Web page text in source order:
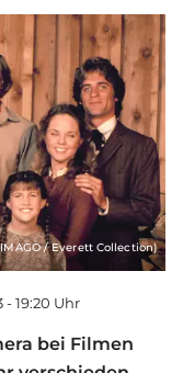
/ Everett Collection)
- 19:20 Uhr
bei Filmen